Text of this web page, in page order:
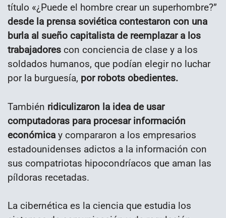
título «¿Puede el hombre crear un superhombre?”
desde la prensa soviética contestaron con una
burla al sueño capitalista de reemplazar a los
trabajadores con conciencia de clase y a los
soldados humanos, que podían elegir no luchar
por la burguesía, por robots obedientes.
También ridiculizaron la idea de usar
computadoras para procesar información
económica y compararon a los empresarios
estadounidenses adictos a la información con
sus compatriotas hipocondríacos que aman las
píldoras recetadas.
La cibernética es la ciencia que estudia los